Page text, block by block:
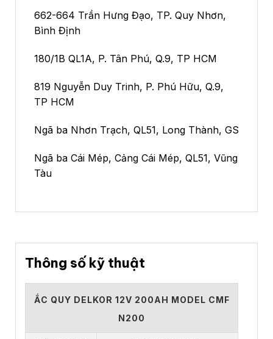
662-664 Trần Hưng Đạo, TP. Quy Nhơn,
Bình Định
180/1B QL1A, P. Tân Phú, Q.9, TP HCM
819 Nguyễn Duy Trinh, P. Phú Hữu, Q.9,
TP HCM
Ngã ba Nhơn Trạch, QL51, Long Thành, GS
Ngã ba Cái Mép, Cảng Cái Mép, QL51, Vũng
Tàu
Thông số kỹ thuật
ẮC QUY DELKOR 12V 200AH MODEL CMF
N200